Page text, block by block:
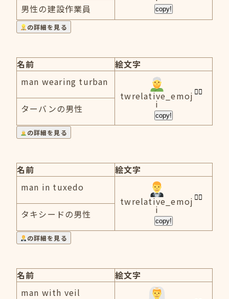
copy!
男性の建設作業員
の詳細を見る
名前
絵文字
man wearing turban
twrelative_emoj
i
copy!
ターバンの男性
の詳細を見る
名前
絵文字
man in tuxedo
twrelative_emoj
i
copy!
タキシードの男性
の詳細を見る
名前
絵文字
man with veil